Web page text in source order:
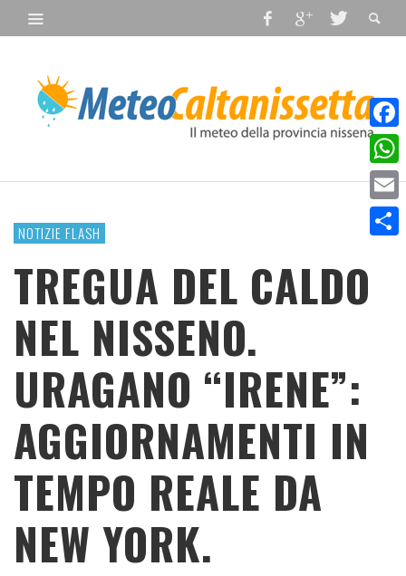
NOTIZIE FLASH
TREGUA DEL CALDO
NEL NISSENO.
URAGANO “IRENE”:
AGGIORNAMENTI IN
TEMPO REALE DA
NEW YORK.
Email